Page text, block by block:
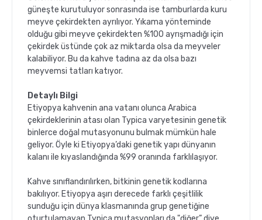
güneşte kurutuluyor sonrasında ise tamburlarda kuru
meyve çekirdekten ayrılıyor. Yıkama yönteminde
olduğu gibi meyve çekirdekten %100 ayrışmadığı için
çekirdek üstünde çok az miktarda olsa da meyveler
kalabiliyor. Bu da kahve tadına az da olsa bazı
meyvemsi tatları katıyor.
Detaylı Bilgi
Etiyopya kahvenin ana vatanı olunca Arabica
çekirdeklerinin atası olan Typica varyetesinin genetik
binlerce doğal mutasyonunu bulmak mümkün hale
geliyor. Öyle ki Etiyopya’daki genetik yapı dünyanın
kalanı ile kıyaslandığında %99 oranında farklılaşıyor.
Kahve sınıflandırılırken, bitkinin genetik kodlarına
bakılıyor. Etiyopya aşırı derecede farklı çeşitlilik
sunduğu için dünya klasmanında grup genetiğine